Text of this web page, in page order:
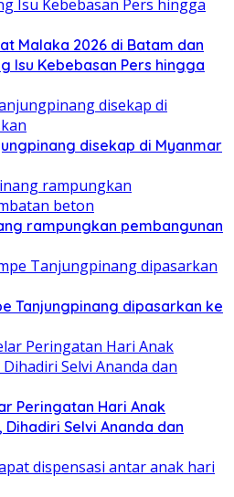
Malaka 2026 di Batam dan
Isu Kebebasan Pers hingga
disekap di Myanmar
rampungkan pembangunan
Tanjungpinang dipasarkan ke
Peringatan Hari Anak
Dihadiri Selvi Ananda dan